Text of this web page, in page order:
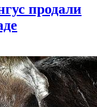
продали